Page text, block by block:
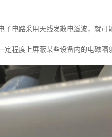
子电路采用天线发散电滋波，就
程度上屏蔽某些设备内的电磁隔